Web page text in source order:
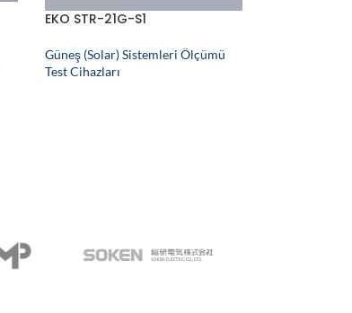
EKO STR-21G-S1
Güneş (Solar) Sistemleri Ölçümü
Test Cihazları